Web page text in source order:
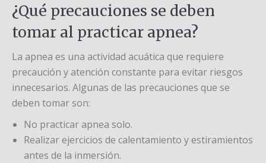
¿Qué precauciones se deben
tomar al practicar apnea?
La apnea es una actividad acuática que requiere
precaución y atención constante para evitar riesgos
innecesarios. Algunas de las precauciones que se
deben tomar son:
No practicar apnea solo.
Realizar ejercicios de calentamiento y estiramientos
antes de la inmersión.